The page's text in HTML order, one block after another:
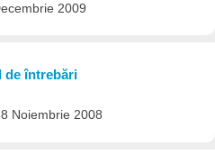
2009
de întrebări
Noiembrie 2008